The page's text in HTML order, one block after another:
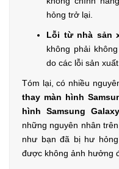
hỏng trở lại.
Lỗi từ nhà sản
không phải
do các lỗi sản
Tóm lại, có nhiều
thay màn hình
hình Samsung
những nguyên nhân
như bạn đã bị hư
được không ảnh hưởng